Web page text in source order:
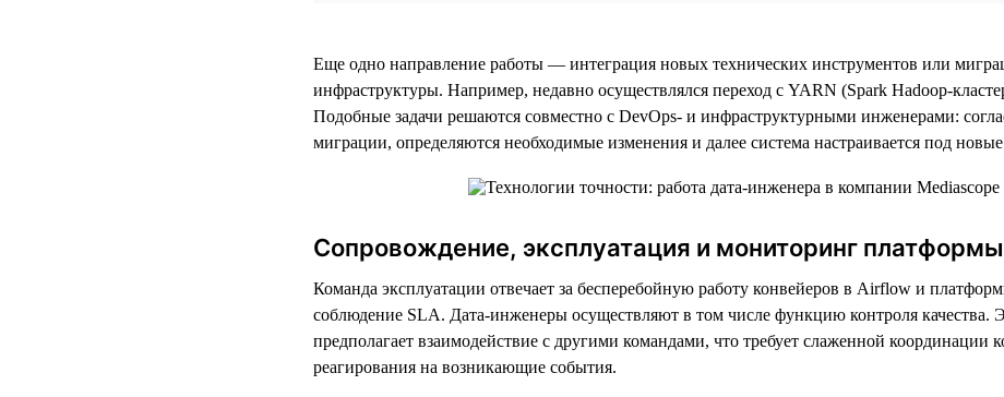
Еще одно направление работы — интеграция новых технических инструментов или
инфраструктуры. Например, недавно осуществлялся переход с YARN (Spark Hadoop-
Подобные задачи решаются совместно с DevOps- и инфраструктурными инженерами:
миграции, определяются необходимые изменения и далее система настраивается под
Сопровождение, эксплуатация и мониторинг платформы
Команда эксплуатации отвечает за бесперебойную работу конвейеров в Airflow и
соблюдение SLA. Дата-инженеры осуществляют в том числе функцию контроля качества.
предполагает взаимодействие с другими командами, что требует слаженной координации
реагирования на возникающие события.